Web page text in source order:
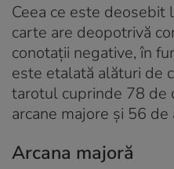
Ceea ce este deosebit
carte are deopotrivă
conotații negative, în
este etalată alături de
tarotul cuprinde 78 de
arcane majore și 56 de
Arcana majoră